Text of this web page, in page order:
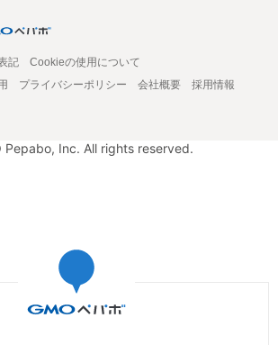
記
Cookieの使用について
プライバシーポリシー 会社概要
採用情報
Pepabo, Inc. All rights reserved.